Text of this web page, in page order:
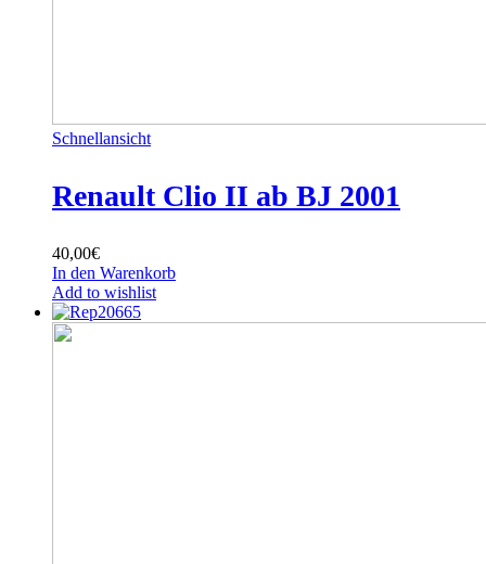
Schnellansicht
Renault Clio II ab BJ 2001
40,00€
In den Warenkorb
Add to wishlist